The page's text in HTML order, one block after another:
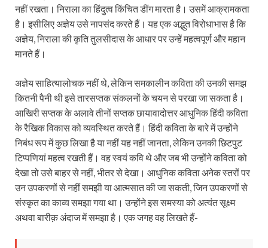
नहीं रखता। निराला का हिंदुत्व किंचित डींग मारता है। उसमें आक्रामकता
है। इसीलिए अज्ञेय उसे नापसंद करते हैं। यह एक अद्भुत विरोधाभास है कि
अज्ञेय, निराला की कृति तुलसीदास के आधार पर उन्हें महत्वपूर्ण और महान
मानते हैं।
अज्ञेय साहित्यालोचक नहीं थे, लेकिन समकालीन कविता की उनकी समझ
कितनी पैनी थी इसे तारसप्तक संकलनों के चयन से परखा जा सकता है।
आखिरी सप्तक के अलावे तीनों सप्तक छायावादोत्तर आधुनिक हिंदी कविता
के रैखिक विकास को व्यवस्थित करते हैं। हिंदी कविता के बारे में उन्होंने
निबंध रूप में कुछ लिखा है या नहीं यह नहीं जानता, लेकिन उनकी छिटपुट
टिप्पणियां महत्व रखती हैं। वह स्वयं कवि थे और जब भी उन्होंने कविता को
देखा तो उसे बाहर से नहीं, भीतर से देखा। आधुनिक कविता अनेक स्तरों पर
उन उपकरणों से नहीं समझी या आत्मसात की जा सकती, जिन उपकरणों से
संस्कृत का काव्य समझा गया था। उन्होंने इस समस्या को अत्यंत सूक्ष्म
अथवा बारीक़ अंदाज में समझा है। एक जगह वह लिखते हैं-